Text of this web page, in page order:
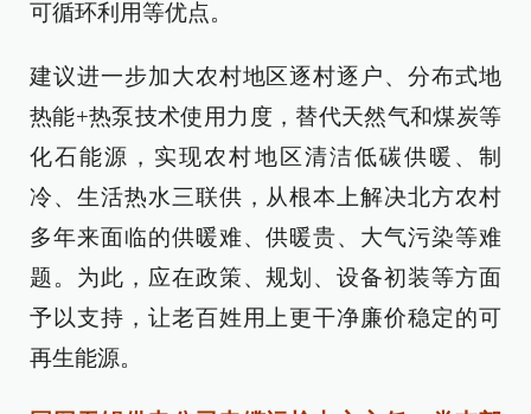
可循环利用等优点。
建议进一步加大农村地区逐村逐户、分布式地
热能+热泵技术使用力度，替代天然气和煤炭等
化石能源，实现农村地区清洁低碳供暖、制
冷、生活热水三联供，从根本上解决北方农村
多年来面临的供暖难、供暖贵、大气污染等难
题。为此，应在政策、规划、设备初装等方面
予以支持，让老百姓用上更干净廉价稳定的可
再生能源。